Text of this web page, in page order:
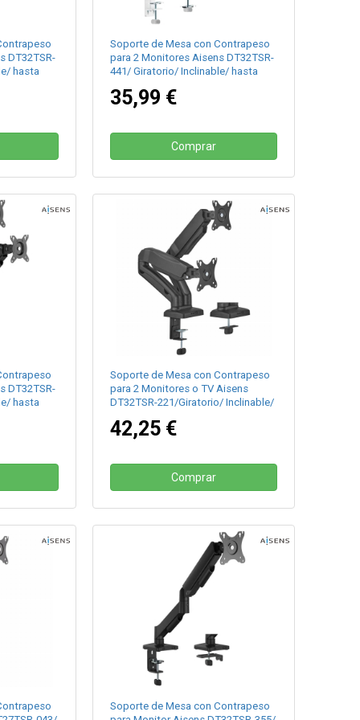
DT32TSR-
hasta
Soporte de Mesa con Contrapeso
para 2 Monitores Aisens DT32TSR-
441/ Giratorio/ Inclinable/ hasta
35,99 €
Comprar
DT32TSR-
hasta
Soporte de Mesa con Contrapeso
para 2 Monitores o TV Aisens
DT32TSR-221/Giratorio/ Inclinable/
42,25 €
Comprar
Soporte de Mesa con Contrapeso